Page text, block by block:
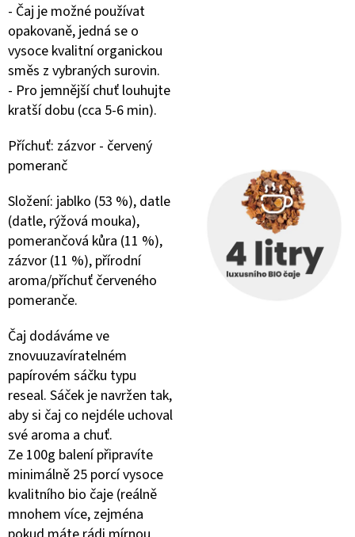
- Čaj je možné používat
opakovaně, jedná se o
vysoce kvalitní organickou
směs z vybraných surovin.
- Pro jemnější chuť louhujte
kratší dobu (cca 5-6 min).
Příchuť: zázvor - červený
pomeranč
Složení: jablko (53 %), datle
(datle, rýžová mouka),
pomerančová kůra (11 %),
zázvor (11 %), přírodní
aroma/příchuť červeného
pomeranče.
Čaj dodáváme ve
znovuuzavíratelném
papírovém sáčku typu
reseal. Sáček je navržen tak,
aby si čaj co nejdéle uchoval
své aroma a chuť.
Ze 100g balení připravíte
minimálně 25 porcí vysoce
kvalitního bio čaje (reálně
mnohem více, zejména